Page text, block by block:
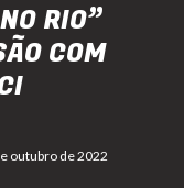
RIO”
COM
outubro de 2022